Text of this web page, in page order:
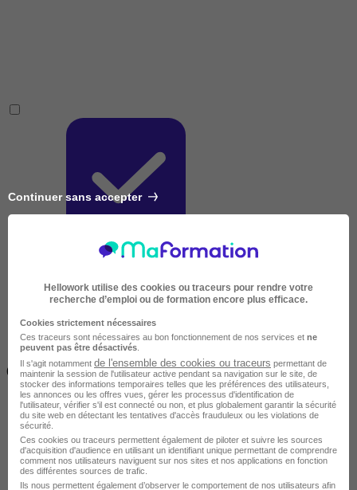
(14h)
Continuer sans accepter
Hellowork utilise des cookies ou traceurs pour rendre votre
recherche d’emploi ou de formation encore plus efficace.
Cookies strictement nécessaires
Ces traceurs sont nécessaires au bon fonctionnement de nos services et ne
peuvent pas être désactivés
Il s'agit notamment de l'ensemble des cookies ou traceurs permettant de
maintenir la session de l'utilisateur active pendant sa navigation sur le site, de
stocker des informations temporaires telles que les préférences des utilisateurs,
les annonces ou les offres vues, gérer les processus d'identification de
l'utilisateur, vérifier s'il est connecté ou non, et plus globalement garantir la sécurité
du site web en détectant les tentatives d'accès frauduleux ou les violations de
sécurité.
Ces cookies ou traceurs permettent également de piloter et suivre les sources
d'acquisition d'audience en utilisant un identifiant unique permettant de comprendre
comment nos utilisateurs naviguent sur nos sites et nos applications en fonction
des différentes sources de trafic.
Ils nous permettent également d’observer le comportement de nos utilisateurs afin